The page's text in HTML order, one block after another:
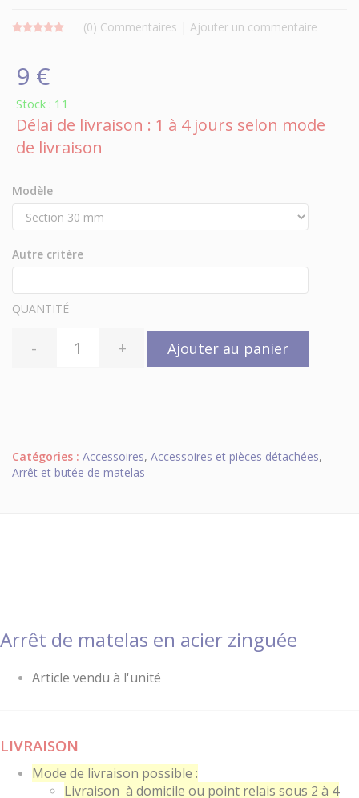
(0) Commentaires | Ajouter un commentaire
9 €
Stock : 11
Délai de livraison : 1 à 4 jours selon mode
de livraison
Modèle
Autre critère
QUANTITÉ
- + Ajouter au panier
Catégories : Accessoires, Accessoires et pièces détachées,
Arrêt et butée de matelas
Arrêt de matelas en acier zinguée
Article vendu à l'unité
LIVRAISON
Mode de livraison possible :
Livraison à domicile ou point relais sous 2 à 4